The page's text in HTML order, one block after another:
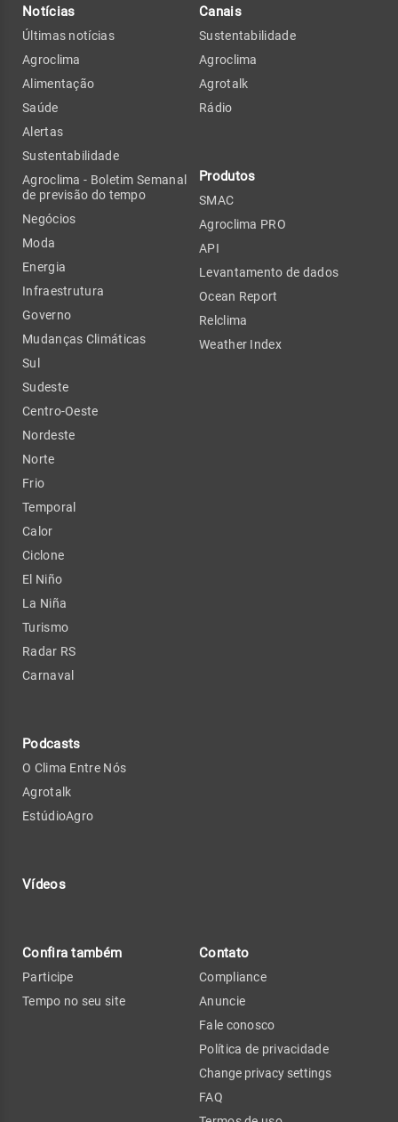
Notícias
Últimas notícias
Agroclima
Alimentação
Saúde
Alertas
Sustentabilidade
Agroclima - Boletim Semanal
de previsão do tempo
Negócios
Moda
Energia
Infraestrutura
Governo
Mudanças Climáticas
Sul
Sudeste
Centro-Oeste
Nordeste
Norte
Frio
Temporal
Calor
Ciclone
El Niño
La Niña
Turismo
Radar RS
Carnaval
Podcasts
O Clima Entre Nós
Agrotalk
EstúdioAgro
Vídeos
Canais
Sustentabilidade
Agroclima
Agrotalk
Rádio
Produtos
SMAC
Agroclima PRO
API
Levantamento de dados
Ocean Report
Relclima
Weather Index
Confira também
Participe
Tempo no seu site
Contato
Compliance
Anuncie
Fale conosco
Política de privacidade
Change privacy settings
FAQ